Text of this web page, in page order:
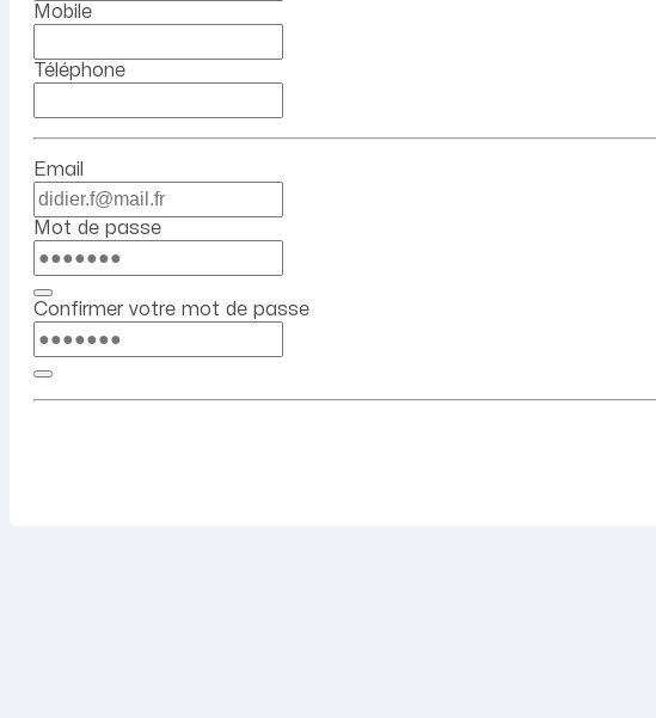
Mobile
Téléphone
Email
Mot de passe
Confirmer votre mot de passe